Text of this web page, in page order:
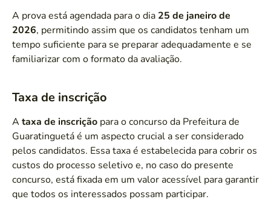
A prova está agendada para o dia 25 de janeiro de
2026, permitindo assim que os candidatos tenham um
tempo suficiente para se preparar adequadamente e se
familiarizar com o formato da avaliação.
Taxa de inscrição
A taxa de inscrição para o concurso da Prefeitura de
Guaratinguetá é um aspecto crucial a ser considerado
pelos candidatos. Essa taxa é estabelecida para cobrir os
custos do processo seletivo e, no caso do presente
concurso, está fixada em um valor acessível para garantir
que todos os interessados possam participar.